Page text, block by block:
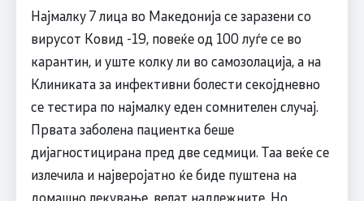
Најмалку 7 лица во Македонија се заразени со
вирусот Ковид -19, повеќе од 100 луѓе се во
карантин, и уште колку ли во самозолација, а на
Клиниката за инфективни болести секојдневно
се тестира по најмалку еден сомнителен случај.
Првата заболена пациентка беше
дијагностицирана пред две седмици. Таа веќе се
излечила и најверојатно ќе биде пуштена на
домашно лекување, велат надлежните. Но,